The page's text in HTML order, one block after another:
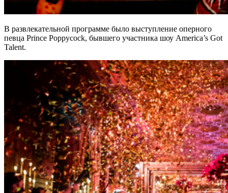
В развлекательной программе было выступление оперного
певца Prince Poppycock, бывшего участника шоу America’s Got
Talent.